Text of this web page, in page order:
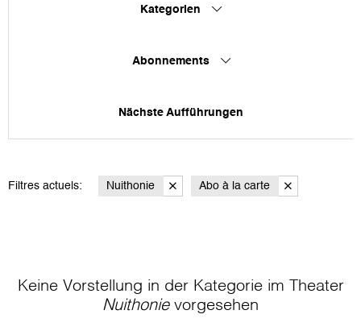
Kategorien
Abonnements
Nächste Aufführungen
Filtres actuels: Nuithonie Abo à la carte
Keine Vorstellung in der Kategorie im Theater
Nuithonievorgesehen